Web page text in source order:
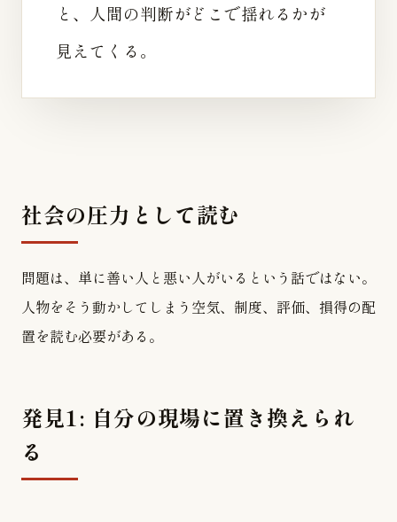
と、人間の判断がどこで揺れるかが
見えてくる。
社会の圧力として読む
問題は、単に善い人と悪い人がいるという話ではない。
人物をそう動かしてしまう空気、制度、評価、損得の配
置を読む必要がある。
発見1: 自分の現場に置き換えられ
る